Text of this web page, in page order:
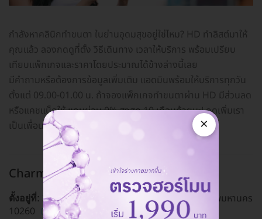
กำลังหาคลินิกทำขนตา ในย่านอุดมสุขอยู่ใช่ไหม? HD ทำลิสต์มาให้
คุณแล้ว ลองกดดูที่ตั้ง วิธีเดินทาง เวลาให้บริการ พร้อมเปรียบ
เทียบแพ็กเกจและราคาโดยประมาณได้ข้างล่างนี้เลย
มีคำถามหรือต้องการข้อมูลเพิ่มเติม แอดมินพร้อมให้บริการทุกวัน
ตั้งแต่ 09.00-01.00 น. ถ้าจองแพ็กเกจทำขนตาผ่าน HD มีส่วนลด
หรือแคชแบ็กให้ แถมผ่อน 0% สูงสุด 10 เดือนด้วยนะ! กดเพิ่มเรา
เป็นเพื่อนทางไลน์
Charmer Clinic สาขาอุดมสุข อุดมสุข
ตั้งอยู่ที่: 369 ถ. อุดมสุข แขวงบางนา เขตบางนา กรุงเทพมหานคร
10260
ดูแผนที่คลินิก
×